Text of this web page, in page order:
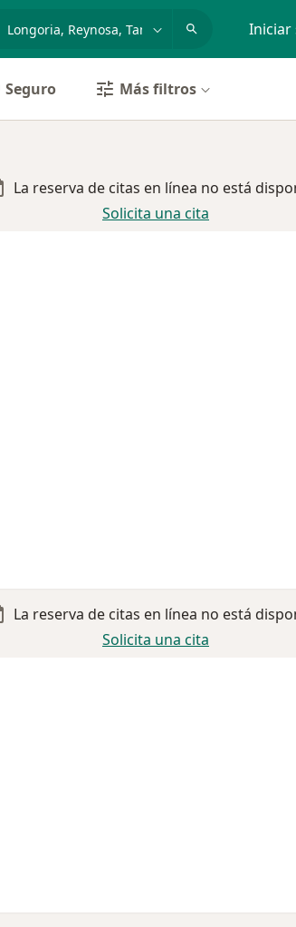
Iniciar
Seguro Más filtros
La reserva de citas en línea no está
Solicita una cita
La reserva de citas en línea no está
Solicita una cita